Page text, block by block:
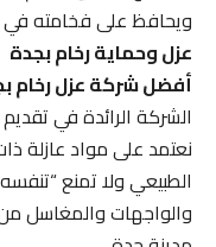
ويحافظ على فخامته في
عزل وحماية رخام بجدة
أفضل شركة عزل رخام
الشركة الرائدة في تقديم
نعتمد على مواد عازلة ذات
الطبيعي ولا تمنع
والواجهات والمغاسل من